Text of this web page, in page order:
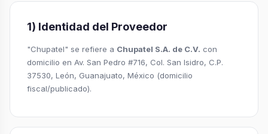
1) Identidad del Proveedor
"Chupatel" se refiere a Chupatel S.A. de C.V. con
domicilio en Av. San Pedro #716, Col. San Isidro, C.P.
37530, León, Guanajuato, México (domicilio
fiscal/publicado).